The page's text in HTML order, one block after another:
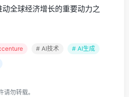
全球经济增长的重要动力之
# AI技术
# AI生成
勿转载。